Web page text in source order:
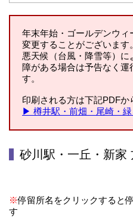
年末年始・ゴールデンウ
変更することがございます。
悪天候（台風・降雪等）
障がある場合は予告なく運
す。
印刷される方は下記PDFか
▶ 樽井駅・前畑・尾崎・
砂川駅・一丘・新家
※停留所名をクリックすると
す